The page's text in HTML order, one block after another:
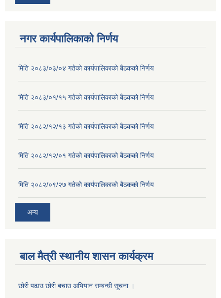
नगर कार्यपालिकाको निर्णय
मिति २०८३/०३/०४ गतेकाे कार्यपालिकाको बैठकको निर्णय
मिति २०८३/०१/१५ गतेकाे कार्यपालिकाको बैठकको निर्णय
मिति २०८२/१२/१३ गतेकाे कार्यपालिकाको बैठकको निर्णय
मिति २०८२/१२/०१ गतेकाे कार्यपालिकाको बैठकको निर्णय
मिति २०८२/०९/२७ गतेकाे कार्यपालिकाको बैठकको निर्णय
अन्य
बाल मैत्री स्थानीय शासन कार्यक्रम
छोरी पढाउ छोरी बचाउ अभियान सम्बन्धी सूचना ।